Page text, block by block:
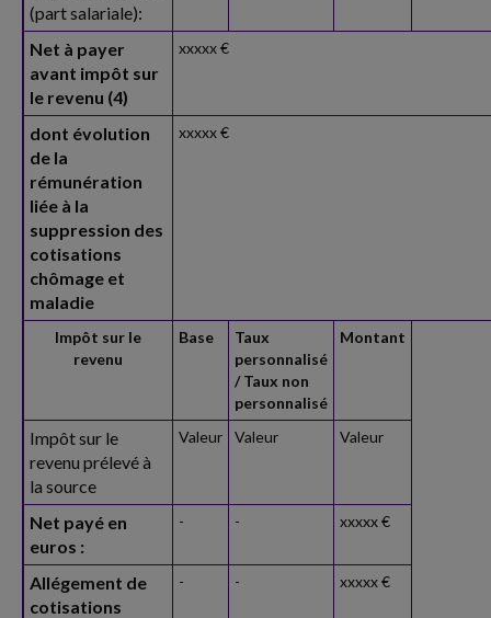
(part salariale):
Net à payer
avant impôt sur
le revenu (4)
xxxxx €
dont évolution
de la
rémunération
liée à la
suppression des
cotisations
chômage et
maladie
xxxxx €
Impôt sur le
revenu
Base
Taux
personnalisé
/ Taux non
personnalisé
Montant
Impôt sur le
revenu prélevé à
la source
Valeur Valeur Valeur
Net payé en
euros :
- - xxxxx €
Allégement de
cotisations
- - xxxxx €